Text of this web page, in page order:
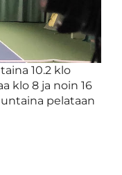
10.2 klo
klo 8 ja noin 16
pelataan